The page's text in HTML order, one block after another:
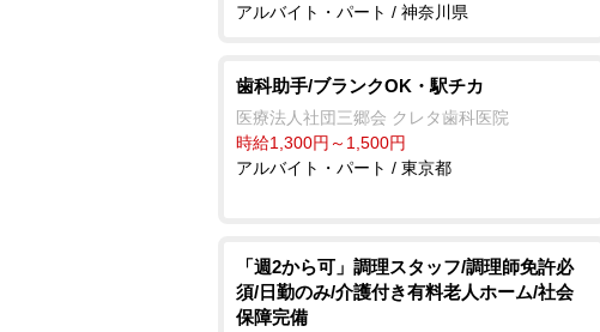
アルバイト・パート / 神奈川県
歯科助手/ブランクOK・駅チカ
医療法人社団三郷会 クレタ歯科医院
時給1,300円～1,500円
アルバイト・パート / 東京都
「週2から可」調理スタッフ/調理師免許必
須/日勤のみ/介護付き有料老人ホーム/社会
保障完備